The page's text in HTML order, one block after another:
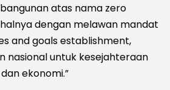
atas nama zero
dengan melawan mandat
and goals establishment,
nasional untuk kesejahteraan
ekonomi.”